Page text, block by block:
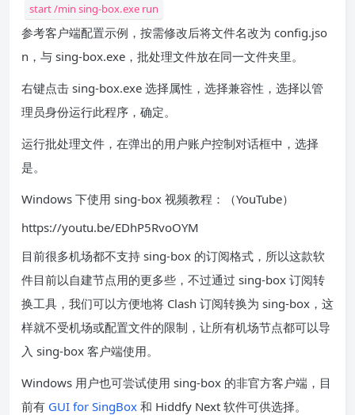
start /min sing-box.exe run
参考客户端配置示例，按需修改后将文件名改为 config.jso
n，与 sing-box.exe，批处理文件放在同一文件夹里。
右键点击 sing-box.exe 选择属性，选择兼容性，选择以管
理员身份运行此程序，确定。
运行批处理文件，在弹出的用户账户控制对话框中，选择
是。
Windows 下使用 sing-box 视频教程：（YouTube）
https://youtu.be/EDhP5RvoOYM
目前很多机场都不支持 sing-box 的订阅格式，所以这款软
件目前以自建节点用的更多些，不过通过 sing-box 订阅转
换工具，我们可以方便地将 Clash 订阅转换为 sing-box，这
样就不受机场或配置文件的限制，让所有机场节点都可以导
入 sing-box 客户端使用。
Windows 用户也可尝试使用 sing-box 的非官方客户端，目
前有 GUI for SingBox 和 Hiddfy Next 软件可供选择。